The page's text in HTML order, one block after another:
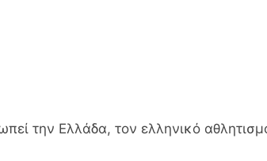
την Ελλάδα, τον ελληνικό